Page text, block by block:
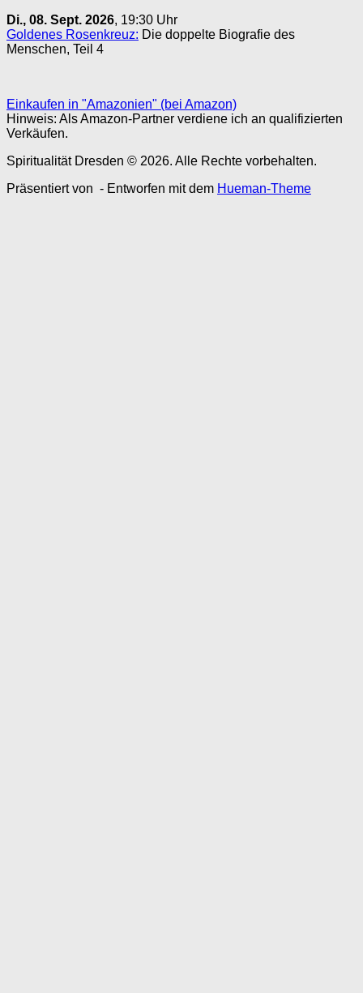
Di., 08. Sept. 2026, 19:30 Uhr
Goldenes Rosenkreuz: Die doppelte Biografie des
Menschen, Teil 4
Einkaufen in "Amazonien" (bei Amazon)
Hinweis: Als Amazon-Partner verdiene ich an qualifizierten
Verkäufen.
Spiritualität Dresden © 2026. Alle Rechte vorbehalten.
Präsentiert von - Entworfen mit dem Hueman-Theme